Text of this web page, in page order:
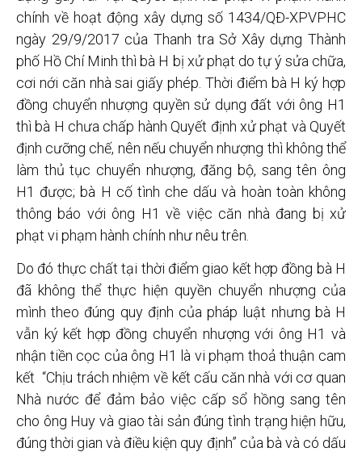
chính về hoạt động xây dựng số 1434/QĐ-XPVPHC
ngày 29/9/2017 của Thanh tra Sở Xây dựng Thành
phố Hồ Chí Minh thì bà H bị xử phạt do tự ý sửa chữa,
cơi nới căn nhà sai giấy phép. Thời điểm bà H ký hợp
đồng chuyển nhượng quyền sử dụng đất với ông H1
thì bà H chưa chấp hành Quyết định xử phạt và Quyết
định cưỡng chế, nên nếu chuyển nhượng thì không thể
làm thủ tục chuyển nhượng, đăng bộ, sang tên ông
H1 được; bà H cố tình che dấu và hoàn toàn không
thông báo với ông H1 về việc căn nhà đang bị xử
phạt vi phạm hành chính như nêu trên.
Do đó thực chất tại thời điểm giao kết hợp đồng bà H
đã không thể thực hiện quyền chuyển nhượng của
mình theo đúng quy định của pháp luật nhưng bà H
vẫn ký kết hợp đồng chuyển nhượng với ông H1 và
nhận tiền cọc của ông H1 là vi phạm thoả thuận cam
kết “Chịu trách nhiệm về kết cấu căn nhà với cơ quan
Nhà nước để đảm bảo việc cấp sổ hồng sang tên
cho ông Huy và giao tài sản đúng tình trạng hiện hữu,
đúng thời gian và điều kiện quy định” của bà và có dấu